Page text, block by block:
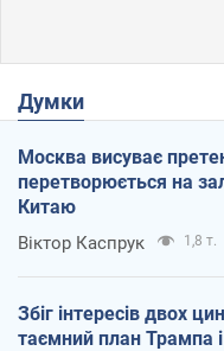
Думки
Москва висуває
перетворюється на
Китаю
Віктор Каспрук 1,8 т.
Збіг інтересів двох
таємний план Трампа і